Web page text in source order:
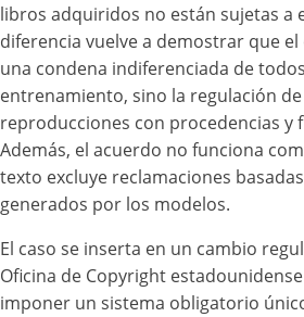
libros adquiridos no están sujetas a
diferencia vuelve a demostrar que
una condena indiferenciada de
entrenamiento, sino la regulación
reproducciones con procedencias y
Además, el acuerdo no funciona
texto excluye reclamaciones
generados por los modelos.
El caso se inserta en un cambio
Oficina de Copyright
imponer un sistema obligatorio